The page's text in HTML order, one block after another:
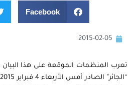
Facebook
2015-02-05
تعرب المنظمات الموقعة على هذا البيان